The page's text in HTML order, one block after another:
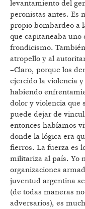
levantamiento del
peronistas antes. Es
propio bombardeo a
que capitaneaba uno
frondicismo.
atropello y al
–Claro, porque los
ejercido la violencia
habiendo
dolor y violencia que
puede dejar de
entonces habíamos
donde la lógica era
fierros. La fuerza es
militariza al país. Yo
organizaciones
juventud argentina
(de todas maneras
adversarios), es